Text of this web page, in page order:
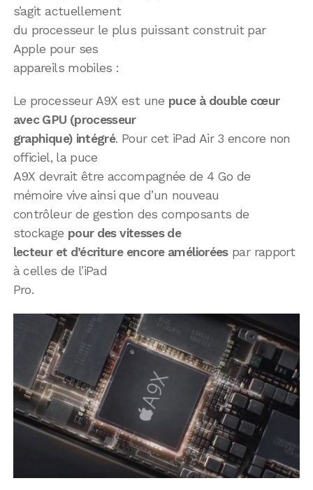
s’agit actuellement
du processeur le plus puissant construit par
Apple pour ses
appareils mobiles :
Le processeur A9X est une puce à double cœur
avec GPU (processeur
graphique) intégré. Pour cet iPad Air 3 encore non
officiel, la puce
A9X devrait être accompagnée de 4 Go de
mémoire vive ainsi que d’un nouveau
contrôleur de gestion des composants de
stockage pour des vitesses de
lecteur et d’écriture encore amélioréespar rapport
à celles de l’iPad
Pro.